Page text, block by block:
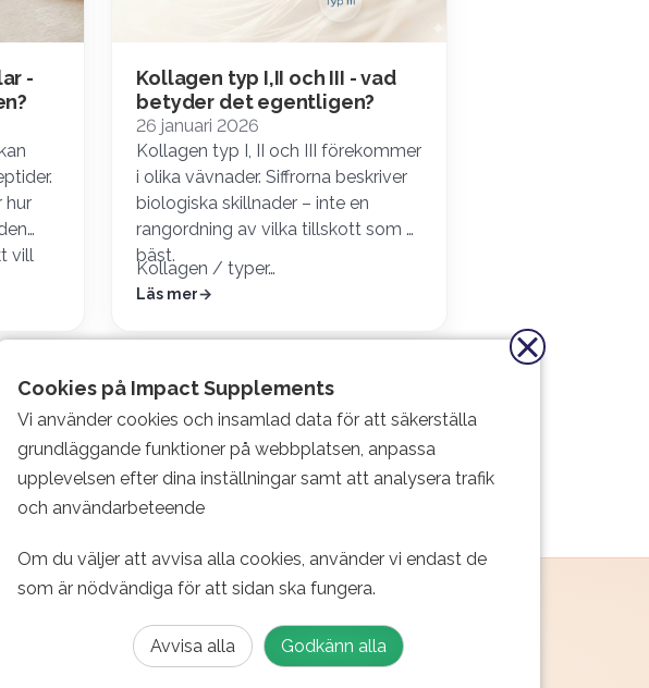
-
hur
vill
Kollagen typ I,II och III - vad
betyder det egentligen?
26 januari 2026
Kollagen typ I, II och III förekommer
i olika vävnader. Siffrorna beskriver
biologiska skillnader – inte en
rangordning av vilka tillskott som är
bäst.
Kollagen / typer…
Läs mer
Cookies på Impact Supplements
Vi använder cookies och insamlad data för att säkerställa
grundläggande funktioner på webbplatsen, anpassa
upplevelsen efter dina inställningar samt att analysera trafik
produkter
Premium
Premium
Kollagen
Kosttillskott för klimakteriet